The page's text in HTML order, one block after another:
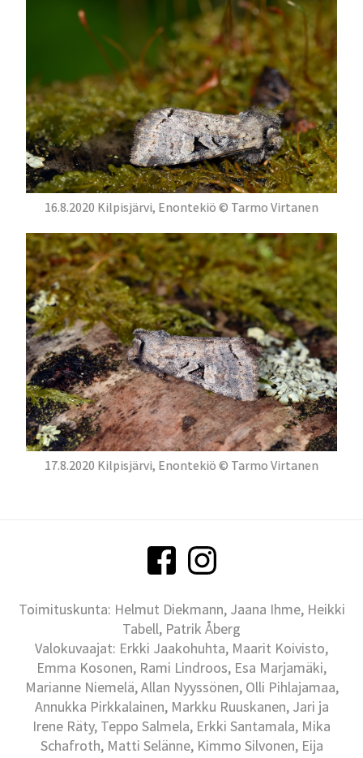
16.8.2020 Kilpisjärvi, Enontekiö © Tarmo Virtanen
17.8.2020 Kilpisjärvi, Enontekiö © Tarmo Virtanen
Toimituskunta: Helmut Diekmann, Jaana Ihme, Heikki
Tabell, Patrik Åberg
Valokuvaajat: Erkki Jaakohuhta, Maarit Koivisto,
Emma Kosonen, Rami Lindroos, Esa Marjamäki,
Marianne Niemelä, Allan Nyyssönen, Olli Pihlajamaa,
Annukka Pirkkalainen, Markku Ruuskanen, Jari ja
Irene Räty, Teppo Salmela, Erkki Santamala, Mika
Schafroth, Matti Selänne, Kimmo Silvonen, Eija